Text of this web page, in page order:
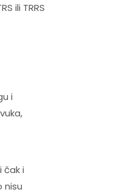
ili TRRS
i
čak i
nisu